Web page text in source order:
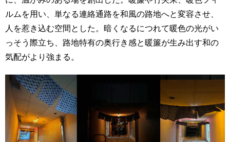
ルムを用い、単なる連絡通路を和風の路地へと変容させ、
人を惹き込む空間とした。暗くなるにつれて暖色の光がい
っそう際立ち、路地特有の奥行き感と暖簾が生み出す和の
気配がより強まる。